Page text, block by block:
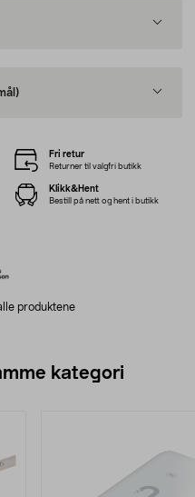
produktene
Fri retur
Returner til valgfri butikk
Klikk&Hent
Bestill på nett og hent i butikk
kategori